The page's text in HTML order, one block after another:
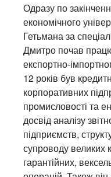
Одразу по
економічного
Гетьмана за
Дмитро почав
експортно-
12 років був
корпоративних
промисловості та
досвід аналізу
підприємств,
супроводу великих
гарантійних,